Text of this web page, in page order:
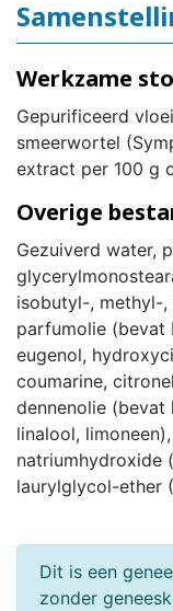
Werkzame
Gepurificeerd
smeerwortel
extract per 100 g
Overige
Gezuiverd water,
isobutyl-, methyl-
parfumolie (bevat
eugenol,
coumarine,
dennenolie (bevat
linalool,
natriumhydroxide
laurylglycol-ether
Dit is een
zonder